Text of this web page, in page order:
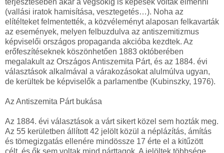
terjesztésében akár a végsőkig is képesek voltak elmenni
(vallási iratok hamisítása, vesztegetés…). Noha az
elítélteket felmentették, a közvéleményt alaposan felkavarták
az események, melyen felbuzdulva az antiszemitizmus
képviselői országos propaganda akcióba kezdtek. Az
erőfeszítéseknek köszönhetően 1883 októberében
megalakult az Országos Antiszemita Párt, és az 1884. évi
választások alkalmával a várakozásokat alulmúlva ugyan,
de kerültek be képviselők a parlamentbe (Kubinszky, 1976).
Az Antiszemita Párt bukása
Az 1884. évi választások a várt sikert közel sem hozták meg.
Az 55 kerületben állított 42 jelölt közül a néplázítás, ámítás
és tömegizgatás ellenére mindössze 17 érte el a kitűzött
célt, és ők sem voltak mind párttagok. A jelöltek többsége